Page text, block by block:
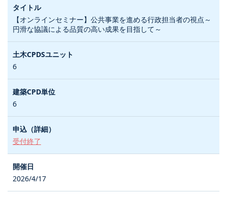
【オンラインセミナー】公共事業を進める行政担当者の視点～
円滑な協議による品質の高い成果を目指して～
6
6
受付終了
2026/4/17